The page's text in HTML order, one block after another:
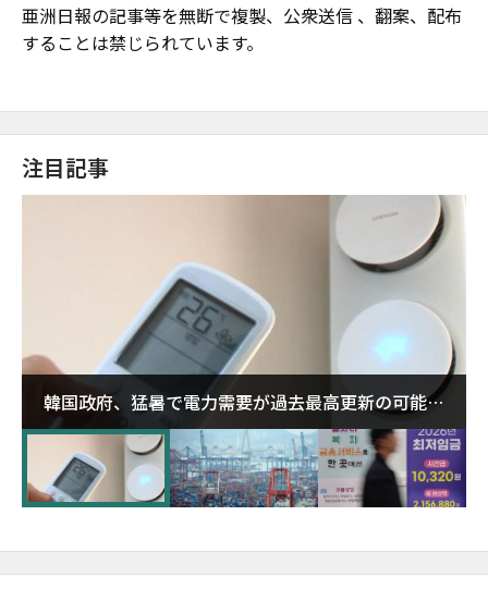
亜洲日報の記事等を無断で複製、公衆送信 、翻案、配布
することは禁じられています。
注目記事
韓国政府、猛暑で電力需要が過去最高更新の可能性
に需給対応体制を点検